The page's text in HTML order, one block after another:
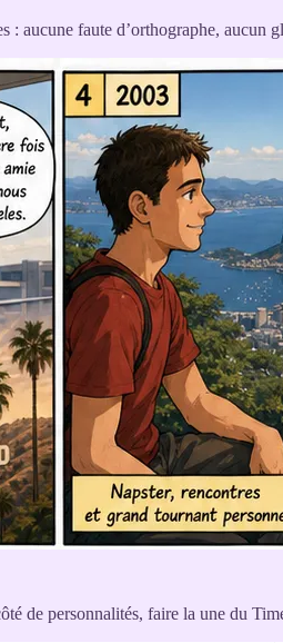
: aucune faute d’orthographe, aucun
de personnalités, faire la une du